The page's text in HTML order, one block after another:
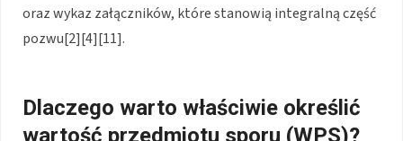
oraz wykaz załączników, które stanowią integralną część
pozwu[2][4][11].
Dlaczego warto właściwie określić
wartość przedmiotu sporu (WPS)?